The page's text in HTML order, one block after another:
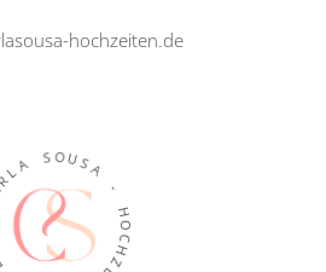
hochzeiten.de
LA SOUSA
-
H
O
C
H
Z